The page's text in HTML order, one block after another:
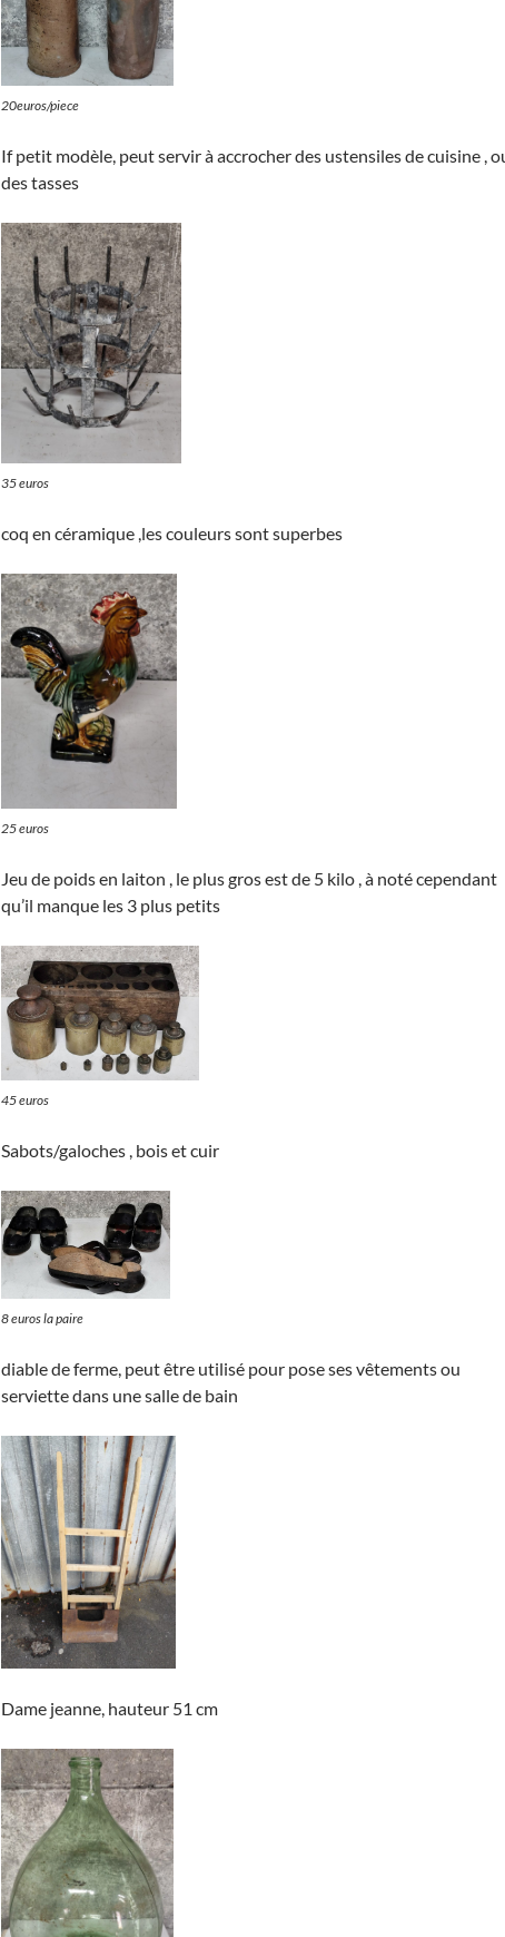
20euros/piece
If petit modèle, peut servir à accrocher des ustensiles de cuisine ,
des tasses
35 euros
coq en céramique ,les couleurs sont superbes
25 euros
Jeu de poids en laiton , le plus gros est de 5 kilo , à noté cependant
qu’il manque les 3 plus petits
45 euros
Sabots/galoches , bois et cuir
8 euros la paire
diable de ferme, peut être utilisé pour pose ses vêtements ou
serviette dans une salle de bain
Dame jeanne, hauteur 51 cm